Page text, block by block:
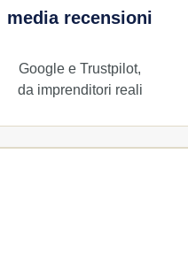
media recensioni
Google e Trustpilot,
da imprenditori reali